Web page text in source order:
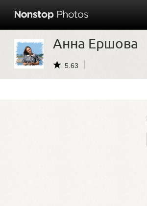
Анна Ершова
5.63